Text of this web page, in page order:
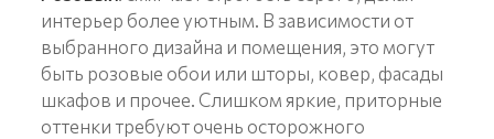
интерьер более уютным. В зависимости от
выбранного дизайна и помещения, это могут
быть розовые обои или шторы, ковер, фасады
шкафов и прочее. Слишком яркие, приторные
оттенки требуют очень осторожного